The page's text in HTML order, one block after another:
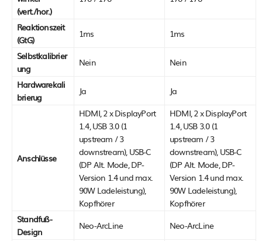
(vert./hor.)
Reaktionszeit
(GtG)
1ms
1ms
Selbstkalibrier
ung
Nein
Nein
Hardwarekali
brierug
Ja Ja
Anschlüsse
HDMI, 2 x DisplayPort
1.4, USB 3.0 (1
upstream / 3
downstream), USB-C
(DP Alt. Mode, DP-
Version 1.4 und max.
90W Ladeleistung),
Kopfhörer
HDMI, 2 x DisplayPort
1.4, USB 3.0 (1
upstream / 3
downstream), USB-C
(DP Alt. Mode, DP-
Version 1.4 und max.
90W Ladeleistung),
Kopfhörer
Standfuß-
Design
Neo-ArcLine Neo-ArcLine